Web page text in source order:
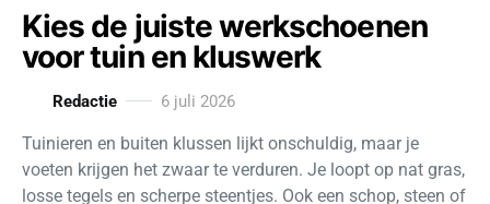
Kies de juiste werkschoenen
voor tuin en kluswerk
Redactie 6 juli 2026
Tuinieren en buiten klussen lijkt onschuldig, maar je
voeten krijgen het zwaar te verduren. Je loopt op nat gras,
losse tegels en scherpe steentjes. Ook een schop, steen of